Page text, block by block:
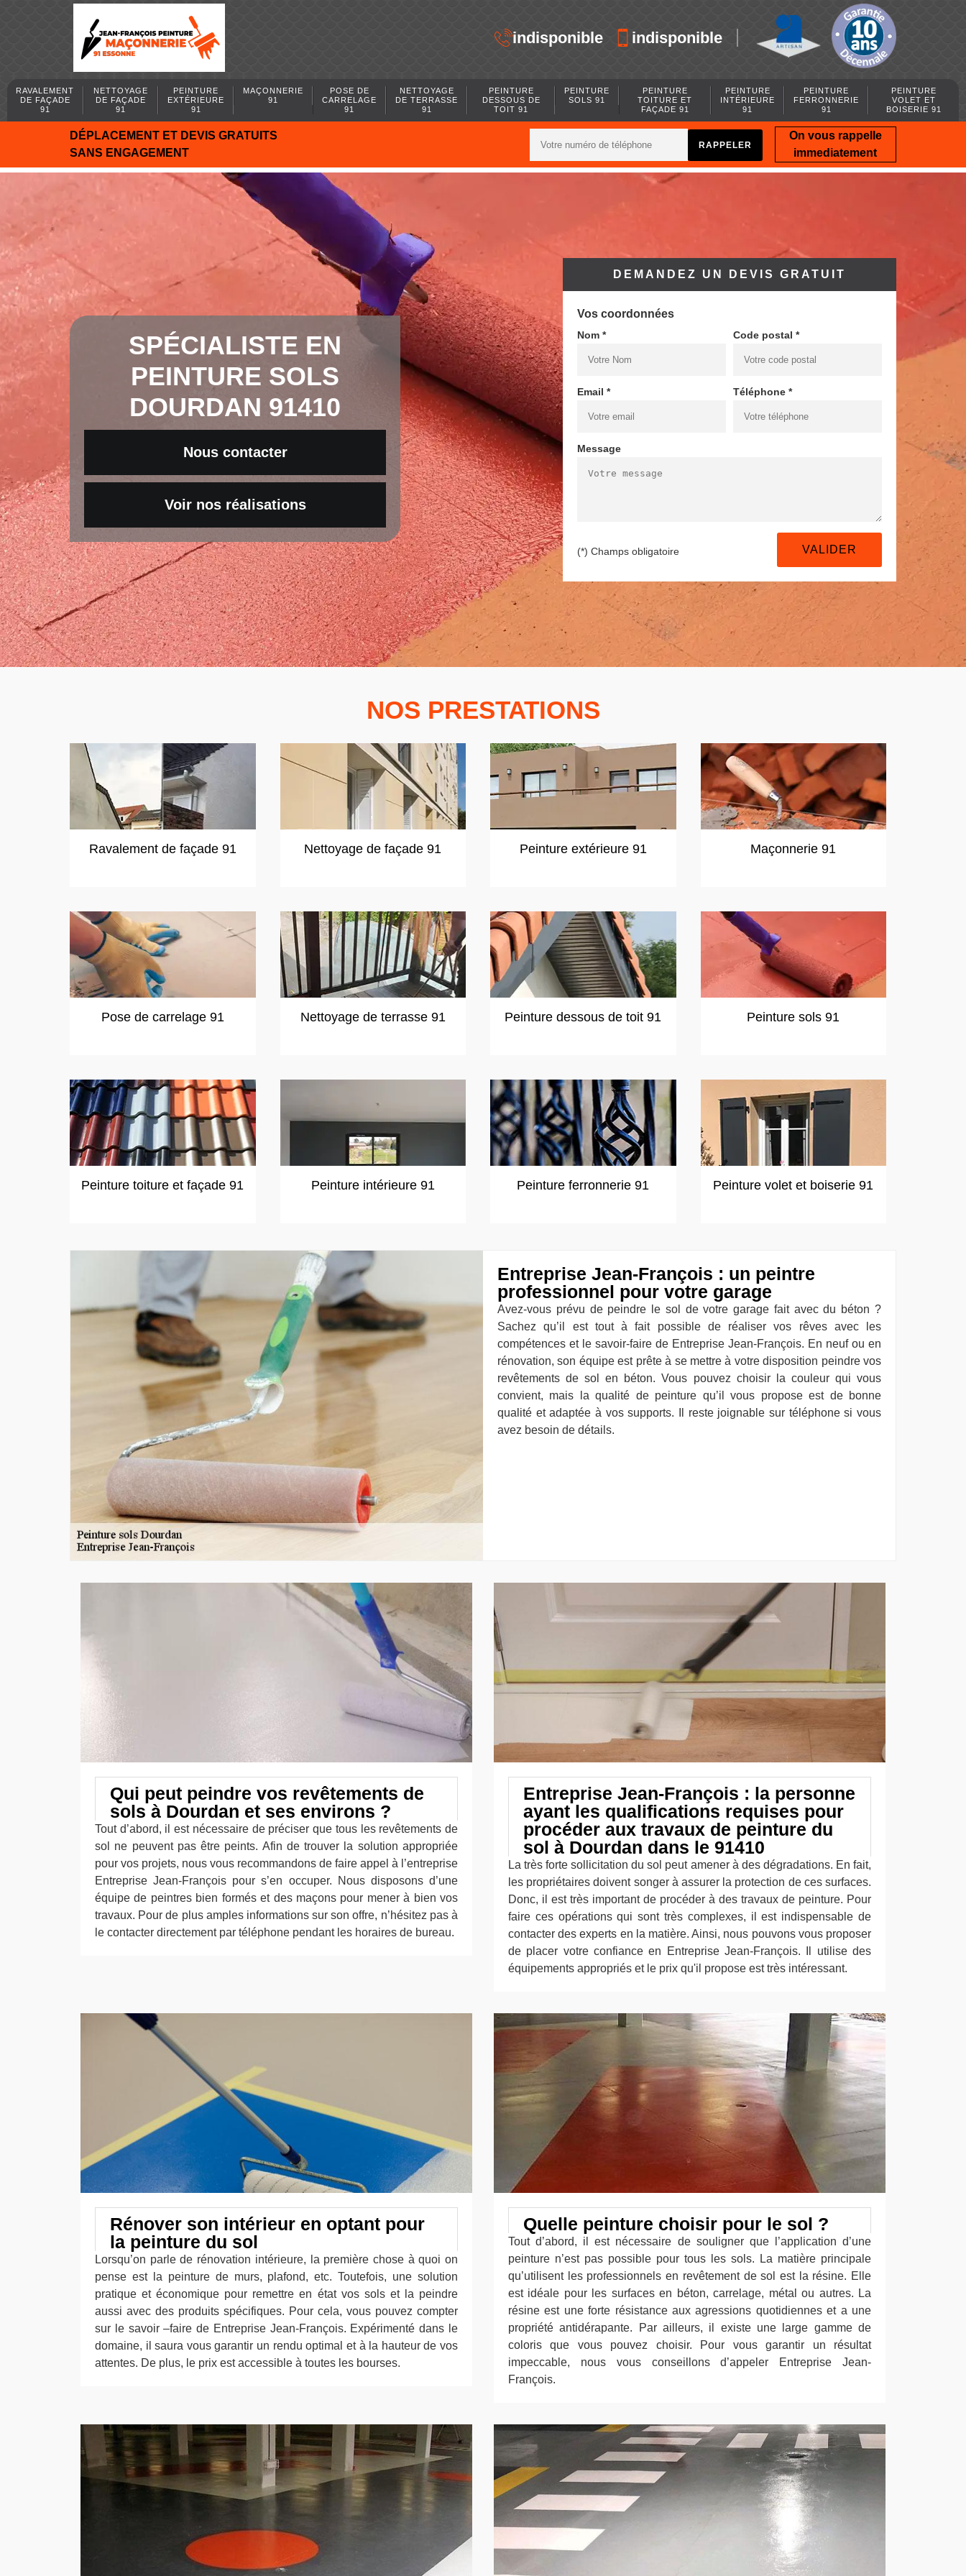
indisponible indisponible
RAVALEMENT
DE FAÇADE
91
NETTOYAGE
DE FAÇADE
91
PEINTURE
EXTÉRIEURE
91
MAÇONNERIE
91
POSE DE
CARRELAGE
91
NETTOYAGE
DE TERRASSE
91
PEINTURE
DESSOUS DE
TOIT 91
PEINTURE
SOLS 91
PEINTURE
TOITURE ET
FAÇADE 91
PEINTURE
INTÉRIEURE
91
PEINTURE
FERRONNERIE
91
PEINTURE
VOLET ET
BOISERIE 91
DÉPLACEMENT ET DEVIS GRATUITS
SANS ENGAGEMENT
On vous rappelle
immediatement
SPÉCIALISTE EN
PEINTURE SOLS
DOURDAN 91410
Nous contacter
Voir nos réalisations
DEMANDEZ UN DEVIS GRATUIT
Vos coordonnées
Nom * Code postal *
Email * Téléphone *
Message
(*) Champs obligatoire
NOS PRESTATIONS
Ravalement de façade 91 Nettoyage de façade 91 Peinture extérieure 91 Maçonnerie 91
Pose de carrelage 91 Nettoyage de terrasse 91 Peinture dessous de toit 91 Peinture sols 91
Peinture toiture et façade 91 Peinture intérieure 91 Peinture ferronnerie 91 Peinture volet et boiserie 91
Entreprise Jean-François : un peintre
professionnel pour votre garage
Avez-vous prévu de peindre le sol de votre garage fait avec du béton ?
Sachez qu’il est tout à fait possible de réaliser vos rêves avec les
compétences et le savoir-faire de Entreprise Jean-François. En neuf ou en
rénovation, son équipe est prête à se mettre à votre disposition peindre vos
revêtements de sol en béton. Vous pouvez choisir la couleur qui vous
convient, mais la qualité de peinture qu’il vous propose est de bonne
qualité et adaptée à vos supports. Il reste joignable sur téléphone si vous
avez besoin de détails.
Qui peut peindre vos revêtements de
sols à Dourdan et ses environs ?
Tout d’abord, il est nécessaire de préciser que tous les revêtements de
sol ne peuvent pas être peints. Afin de trouver la solution appropriée
pour vos projets, nous vous recommandons de faire appel à l’entreprise
Entreprise Jean-François pour s’en occuper. Nous disposons d’une
équipe de peintres bien formés et des maçons pour mener à bien vos
travaux. Pour de plus amples informations sur son offre, n’hésitez pas à
le contacter directement par téléphone pendant les horaires de bureau.
Entreprise Jean-François : la personne
ayant les qualifications requises pour
procéder aux travaux de peinture du
sol à Dourdan dans le 91410
La très forte sollicitation du sol peut amener à des dégradations. En fait,
les propriétaires doivent songer à assurer la protection de ces surfaces.
Donc, il est très important de procéder à des travaux de peinture. Pour
faire ces opérations qui sont très complexes, il est indispensable de
contacter des experts en la matière. Ainsi, nous pouvons vous proposer
de placer votre confiance en Entreprise Jean-François. Il utilise des
équipements appropriés et le prix qu'il propose est très intéressant.
Rénover son intérieur en optant pour
la peinture du sol
Lorsqu’on parle de rénovation intérieure, la première chose à quoi on
pense est la peinture de murs, plafond, etc. Toutefois, une solution
pratique et économique pour remettre en état vos sols et la peindre
aussi avec des produits spécifiques. Pour cela, vous pouvez compter
sur le savoir –faire de Entreprise Jean-François. Expérimenté dans le
domaine, il saura vous garantir un rendu optimal et à la hauteur de vos
attentes. De plus, le prix est accessible à toutes les bourses.
Quelle peinture choisir pour le sol ?
Tout d’abord, il est nécessaire de souligner que l’application d’une
peinture n’est pas possible pour tous les sols. La matière principale
qu’utilisent les professionnels en revêtement de sol est la résine. Elle
est idéale pour les surfaces en béton, carrelage, métal ou autres. La
résine est une forte résistance aux agressions quotidiennes et a une
propriété antidérapante. Par ailleurs, il existe une large gamme de
coloris que vous pouvez choisir. Pour vous garantir un résultat
impeccable, nous vous conseillons d’appeler Entreprise Jean-
François.